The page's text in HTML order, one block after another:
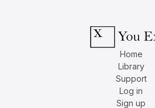
Home
Library
Support
Log in
Sign up